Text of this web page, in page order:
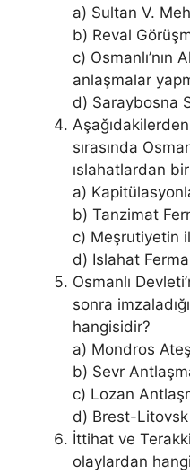
a) Sultan V.
b) Reval
c) Osmanlı’nın
anlaşmalar
d) Saraybosna
sırasında
ıslahatlardan
a)
b) Tanzimat
c) Meşrutiyetin
d) Islahat
Osmanlı
sonra
hangisidir?
a) Mondros
b) Sevr
c) Lozan
d) Brest-Litovsk
İttihat ve
olaylardan